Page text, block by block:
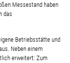
Messestand haben
das
Betriebsstätte und
Neben einem
erweitert: Zum